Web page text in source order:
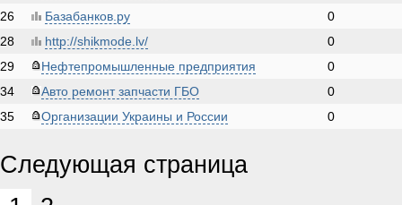
26
Базабанков.ру
0
28
http://shikmode.lv/
0
29
Нефтепромышленные предприятия
0
34
Авто ремонт запчасти ГБО
0
35
Организации Украины и России 0
Следующая страница